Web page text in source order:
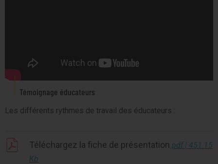
Témoignage éducateurs
Les différents rythmes de travail des éducateurs :
Téléchargez la fiche de présentation.pdf | 451.15
Kb